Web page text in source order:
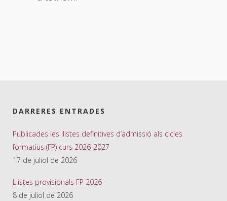
DARRERES ENTRADES
Publicades les llistes definitives d’admissió als cicles
formatius (FP) curs 2026-2027
17 de juliol de 2026
Llistes provisionals FP 2026
8 de juliol de 2026